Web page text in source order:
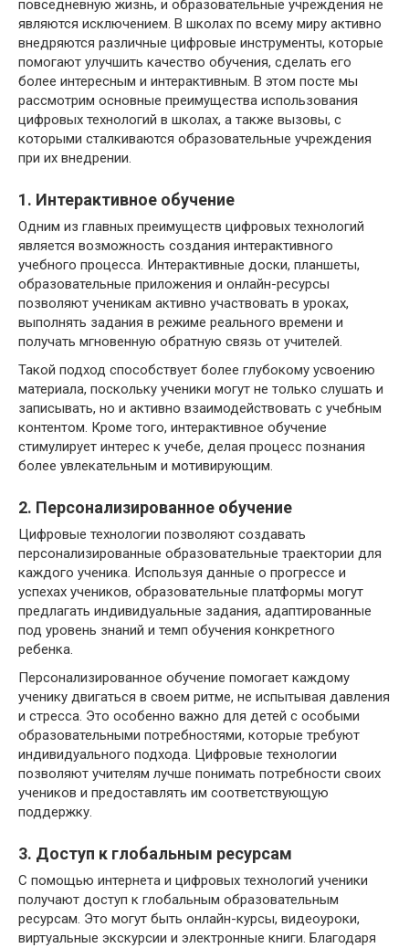
повседневную жизнь, и образовательные учреждения не
являются исключением. В школах по всему миру активно
внедряются различные цифровые инструменты, которые
помогают улучшить качество обучения, сделать его
более интересным и интерактивным. В этом посте мы
рассмотрим основные преимущества использования
цифровых технологий в школах, а также вызовы, с
которыми сталкиваются образовательные учреждения
при их внедрении.
1. Интерактивное обучение
Одним из главных преимуществ цифровых технологий
является возможность создания интерактивного
учебного процесса. Интерактивные доски, планшеты,
образовательные приложения и онлайн-ресурсы
позволяют ученикам активно участвовать в уроках,
выполнять задания в режиме реального времени и
получать мгновенную обратную связь от учителей.
Такой подход способствует более глубокому усвоению
материала, поскольку ученики могут не только слушать и
записывать, но и активно взаимодействовать с учебным
контентом. Кроме того, интерактивное обучение
стимулирует интерес к учебе, делая процесс познания
более увлекательным и мотивирующим.
2. Персонализированное обучение
Цифровые технологии позволяют создавать
персонализированные образовательные траектории для
каждого ученика. Используя данные о прогрессе и
успехах учеников, образовательные платформы могут
предлагать индивидуальные задания, адаптированные
под уровень знаний и темп обучения конкретного
ребенка.
Персонализированное обучение помогает каждому
ученику двигаться в своем ритме, не испытывая давления
и стресса. Это особенно важно для детей с особыми
образовательными потребностями, которые требуют
индивидуального подхода. Цифровые технологии
позволяют учителям лучше понимать потребности своих
учеников и предоставлять им соответствующую
поддержку.
3. Доступ к глобальным ресурсам
С помощью интернета и цифровых технологий ученики
получают доступ к глобальным образовательным
ресурсам. Это могут быть онлайн-курсы, видеоуроки,
виртуальные экскурсии и электронные книги. Благодаря